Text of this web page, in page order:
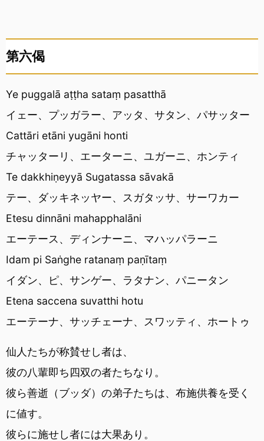
第六偈
Ye puggalā aṭṭha sataṃ pasatthā
イェー、プッガラー、アッタ、サタン、パサッター
Cattāri etāni yugāni honti
チャッターリ、エーターニ、ユガーニ、ホンティ
Te dakkhiṇeyyā Sugatassa sāvakā
テー、ダッキネッヤー、スガタッサ、サーワカー
Etesu dinnāni mahapphalāni
エーテース、ディンナーニ、マハッパラーニ
Idam pi Saṅghe ratanaṃ paṇītaṃ
イダン、ピ、サンゲー、ラタナン、パニータン
Etena saccena suvatthi hotu
エーテーナ、サッチェーナ、スワッティ、ホートゥ
仙人たちが称賛せし者は、
彼の八輩即ち四双の者たちなり。
彼ら善逝（ブッダ）の弟子たちは、布施供養を受く
に値す。
彼らに施せし者には大果あり。